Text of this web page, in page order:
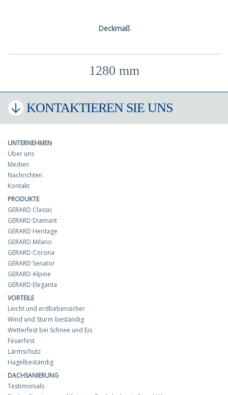
Deckmaß
1280 mm
KONTAKTIEREN SIE UNS
UNTERNEHMEN
Über uns
Medien
Nachrichten
Kontakt
PRODUKTE
GERARD Classic
GERARD Diamant
GERARD Heritage
GERARD Milano
GERARD Corona
GERARD Senator
GERARD Alpine
GERARD Eleganta
VORTEILE
Leicht und erdbebensicher
Wind und Sturm beständig
Wetterfest bei Schnee und Eis
Feuerfest
Lärmschutz
Hagelbeständig
DACHSANIERUNG
Testimonials